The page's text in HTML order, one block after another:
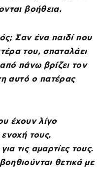
βοήθεια.
Σαν ένα παιδί που
του, σπαταλάει
πάνω βρίζει τον
αυτό ο πατέρας
έχουν λίγο
ενοχή τους,
τις αμαρτίες τους.
θετικά με